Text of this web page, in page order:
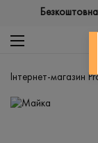
Інтернет-магазин